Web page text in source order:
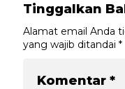
Tinggalkan
Alamat email Anda
yang wajib ditandai *
Komentar *